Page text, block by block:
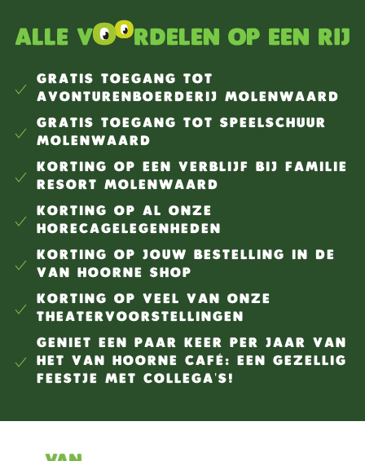
Alle v rdelen op een rij
GRATIS TOEGANG TOT
AVONTURENBOERDERIJ MOLENWAARD
GRATIS TOEGANG TOT SPEELSCHUUR
MOLENWAARD
KORTING OP EEN VERBLIJF BIJ FAMILIE
RESORT MOLENWAARD
KORTING OP AL ONZE
HORECAGELEGENHEDEN
KORTING OP JOUW BESTELLING IN DE
VAN HOORNE SHOP
KORTING OP VEEL VAN ONZE
THEATERVOORSTELLINGEN
GENIET EEN PAAR KEER PER JAAR VAN
HET VAN HOORNE CAFÉ: EEN GEZELLIG
FEESTJE MET COLLEGA'S!